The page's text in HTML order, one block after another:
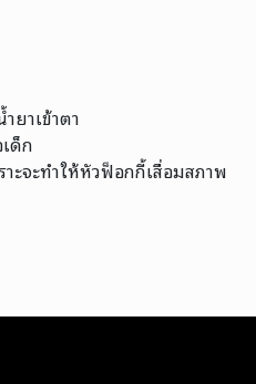
ยาเข้าตา
ด็ก
ะจะทำให้หัวฟ็อกกี้เสื่อมสภาพ